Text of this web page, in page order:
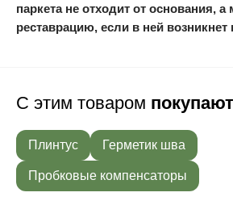
паркета не отходит от основания, а
реставрацию, если в ней
С этим товаром покупают
Плинтус Герметик шва
Пробковые компенсаторы